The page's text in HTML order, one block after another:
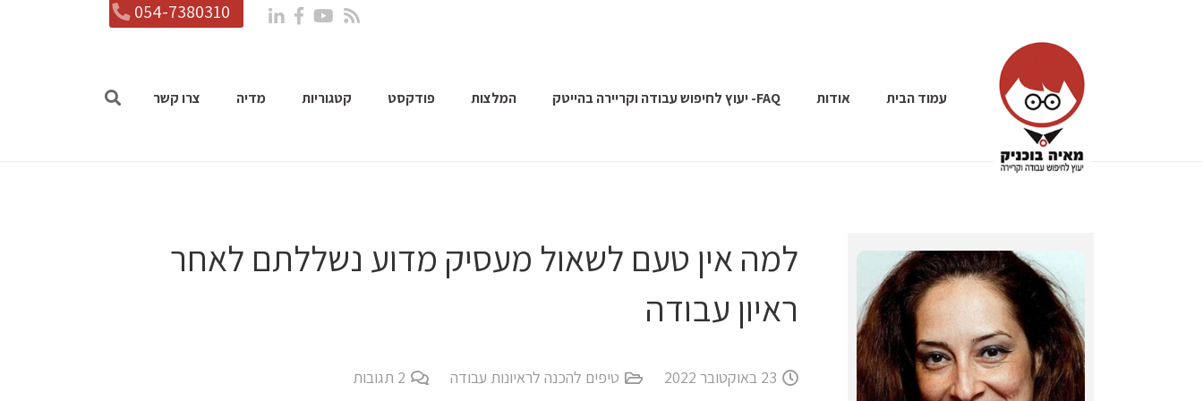
054-7380310
עמוד הבית אודות FAQ- יעוץ לחיפוש עבודה וקריירה בהייטק המלצות פודקסט קטגוריות מדיה צרו קשר
למה אין טעם לשאול מעסיק מדוע נשללתם לאחר
ראיון עבודה‎‎
23 באוקטובר 2022 טיפים להכנה לראיונות עבודה 2 תגובות